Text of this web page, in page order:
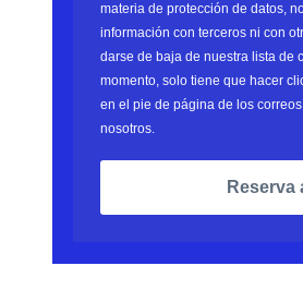
materia de protección de datos,
información con terceros ni con
darse de baja de nuestra lista de
momento, solo tiene que hacer
en el pie de página de los
nosotros.
Reserva